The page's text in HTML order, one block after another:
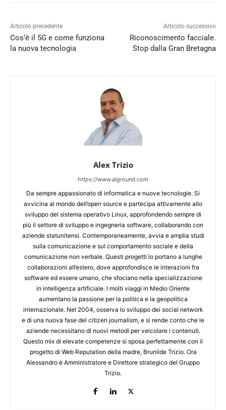
Articolo precedente
Cos’è il 5G e come funziona
la nuova tecnologia
Articolo successivo
Riconoscimento facciale.
Stop dalla Gran Bretagna
Alex Trizio
https://www.alground.com
Da sempre appassionato di informatica e nuove tecnologie. Si
avvicina al mondo dell’open source e partecipa attivamente allo
sviluppo del sistema operativo Linux, approfondendo sempre di
più il settore di sviluppo e ingegneria software, collaborando con
aziende statunitensi. Contemporaneamente, avvia e amplia studi
sulla comunicazione e sul comportamento sociale e della
comunicazione non verbale. Questi progetti lo portano a lunghe
collaborazioni all’estero, dove approfondisce le interazioni fra
software ed essere umano, che sfociano nella specializzazione
in intelligenza artificiale. I molti viaggi in Medio Oriente
aumentano la passione per la politica e la geopolitica
internazionale. Nel 2004, osserva lo sviluppo dei social network
e di una nuova fase del citizen journalism, e si rende conto che le
aziende necessitano di nuovi metodi per veicolare i contenuti.
Questo mix di elevate competenze si sposa perfettamente con il
progetto di Web Reputation della madre, Brunilde Trizio. Ora
Alessandro è Amministratore e Direttore strategico del Gruppo
Trizio.